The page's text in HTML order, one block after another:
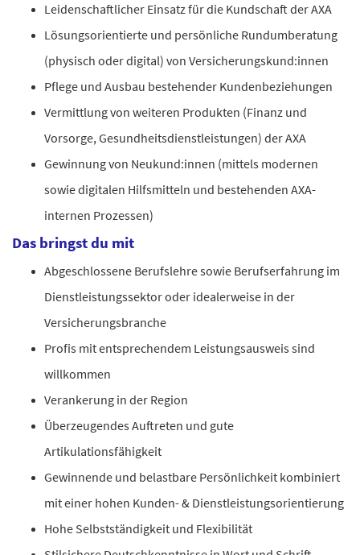
Leidenschaftlicher Einsatz für die Kundschaft der AXA
Lösungsorientierte und persönliche Rundumberatung
(physisch oder digital) von Versicherungskund:innen
Pflege und Ausbau bestehender Kundenbeziehungen
Vermittlung von weiteren Produkten (Finanz und
Vorsorge, Gesundheitsdienstleistungen) der AXA
Gewinnung von Neukund:innen (mittels modernen
sowie digitalen Hilfsmitteln und bestehenden AXA-
internen Prozessen)
Das bringst du mit
Abgeschlossene Berufslehre sowie Berufserfahrung im
Dienstleistungssektor oder idealerweise in der
Versicherungsbranche
Profis mit entsprechendem Leistungsausweis sind
willkommen
Verankerung in der Region
Überzeugendes Auftreten und gute
Artikulationsfähigkeit
Gewinnende und belastbare Persönlichkeit kombiniert
mit einer hohen Kunden- & Dienstleistungsorientierung
Hohe Selbstständigkeit und Flexibilität